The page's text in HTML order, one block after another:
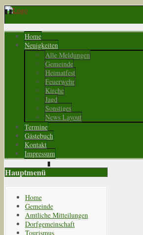
Home
Neuigkeiten
Alle Meldungen
Gemeinde
Heimatfest
Feuerwehr
Kirche
Jagd
Sonstiges
News Layout
Termine
Gästebuch
Kontakt
Impressum
Hauptmenü
Home
Gemeinde
Amtliche Mitteilungen
Dorfgemeinschaft
Tourismus